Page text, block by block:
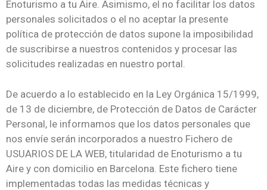
Enoturismo a tu Aire. Asimismo, el no facilitar los datos
personales solicitados o el no aceptar la presente
política de protección de datos supone la imposibilidad
de suscribirse a nuestros contenidos y procesar las
solicitudes realizadas en nuestro portal.
De acuerdo a lo establecido en la Ley Orgánica 15/1999,
de 13 de diciembre, de Protección de Datos de Carácter
Personal, le informamos que los datos personales que
nos envíe serán incorporados a nuestro Fichero de
USUARIOS DE LA WEB, titularidad de Enoturismo a tu
Aire y con domicilio en Barcelona. Este fichero tiene
implementadas todas las medidas técnicas y